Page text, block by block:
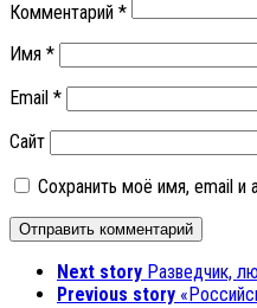
Комментарий *
Имя *
Email *
Сайт
Сохранить моё имя, email
Next story Разведчик,
Previous story